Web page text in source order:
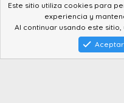
Community platform by XenForo®
Advanced Forum Stats by
Feedback Systemby
Este sitio utiliza cookies para
experiencia y
Al continuar usando este
Aceptar